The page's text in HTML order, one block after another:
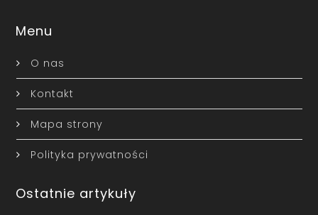
Menu
O nas
Kontakt
Mapa strony
Polityka prywatności
Ostatnie artykuły